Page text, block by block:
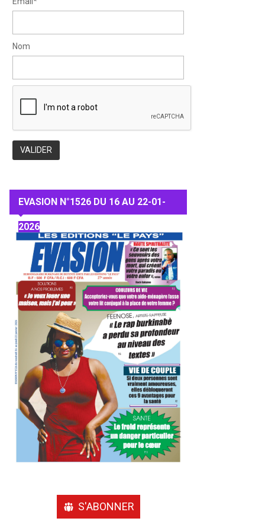
Nom
EVASION N°1526 DU 16 AU 22-01-
2026
S'ABONNER